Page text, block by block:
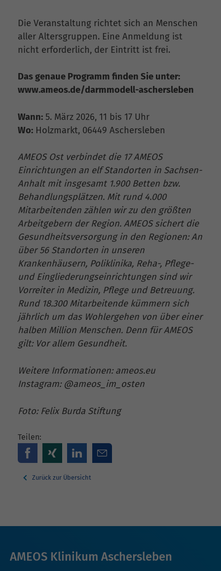
Die Veranstaltung richtet sich an Menschen
aller Altersgruppen. Eine Anmeldung ist
nicht erforderlich, der Eintritt ist frei.
Das genaue Programm finden Sie unter:
www.ameos.de/darmmodell-aschersleben
Wann: 5. März 2026, 11 bis 17 Uhr
Wo: Holzmarkt, 06449 Aschersleben
AMEOS Ost verbindet die 17 AMEOS
Einrichtungen an elf Standorten in Sachsen-
Anhalt mit insgesamt 1.900 Betten bzw.
Behandlungsplätzen. Mit rund 4.000
Mitarbeitenden zählen wir zu den größten
Arbeitgebern der Region. AMEOS sichert die
Gesundheitsversorgung in den Regionen: An
über 56 Standorten in unseren
Krankenhäusern, Poliklinika, Reha-, Pflege-
und Eingliederungseinrichtungen sind wir
Vorreiter in Medizin, Pflege und Betreuung.
Rund 18.300 Mitarbeitende kümmern sich
jährlich um das Wohlergehen von über einer
halben Million Menschen. Denn für AMEOS
gilt: Vor allem Gesundheit.
Weitere Informationen: ameos.eu
Instagram: @ameos_im_osten
Foto: Felix Burda Stiftung
Teilen:
Zurück zur Übersicht
AMEOS Klinikum Aschersleben